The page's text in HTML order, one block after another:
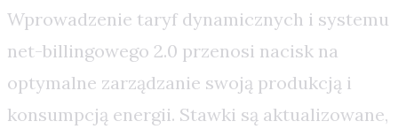
Wprowadzenie taryf dynamicznych i systemu
net-billingowego 2.0 przenosi nacisk na
optymalne zarządzanie swoją produkcją i
konsumpcją energii. Stawki są aktualizowane,